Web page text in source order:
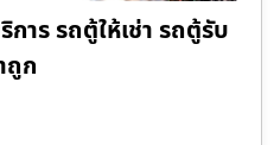
าร รถตู้ให้เช่า รถตู้รับ
ถูก